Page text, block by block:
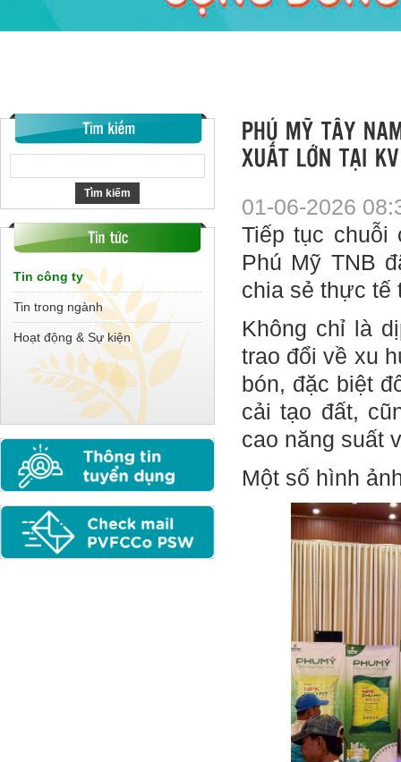
Tin công ty
Tin trong ngành
Hoạt động & Sự kiện
01-06-2026
Tiếp tục chuỗi
Phú Mỹ TNB
chia sẻ thực tế
Không chỉ là
trao đổi về xu
bón, đặc biệt
cải tạo đất,
cao năng suất
Một số hình